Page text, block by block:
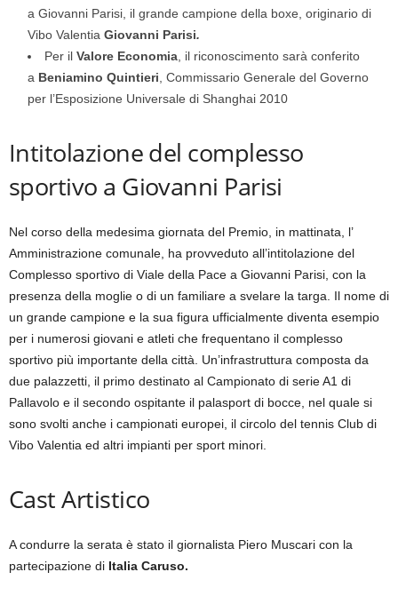
a Giovanni Parisi, il grande campione della boxe, originario di
Vibo Valentia Giovanni Parisi.
Per il Valore Economia , il riconoscimento sarà conferito
a Beniamino Quintieri , Commissario Generale del Governo
per l’Esposizione Universale di Shanghai 2010
Intitolazione del complesso
sportivo a Giovanni Parisi
Nel corso della medesima giornata del Premio, in mattinata, l’
Amministrazione comunale, ha provveduto all’intitolazione del
Complesso sportivo di Viale della Pace a Giovanni Parisi, con la
presenza della moglie o di un familiare a svelare la targa. Il nome di
un grande campione e la sua figura ufficialmente diventa esempio
per i numerosi giovani e atleti che frequentano il complesso
sportivo più importante della città. Un’infrastruttura composta da
due palazzetti, il primo destinato al Campionato di serie A1 di
Pallavolo e il secondo ospitante il palasport di bocce, nel quale si
sono svolti anche i campionati europei, il circolo del tennis Club di
Vibo Valentia ed altri impianti per sport minori.
Cast Artistico
A condurre la serata è stato il giornalista Piero Muscari con la
partecipazione di Italia Caruso.